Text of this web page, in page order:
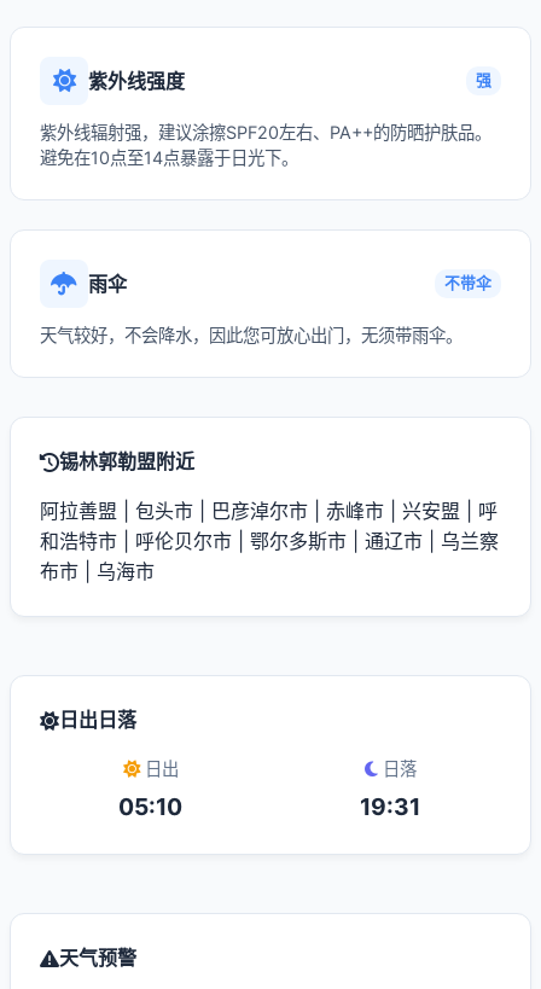
紫外线强度 强
紫外线辐射强，建议涂擦SPF20左右、PA++的防晒护肤品。
避免在10点至14点暴露于日光下。
雨伞 不带伞
天气较好，不会降水，因此您可放心出门，无须带雨伞。
锡林郭勒盟附近
阿拉善盟 包头市 巴彦淖尔市 赤峰市 兴安盟
呼
和浩特市
呼伦贝尔市 鄂尔多斯市 通辽市
乌兰察
布市
乌海市
日出日落
日出
05:10
日落
19:31
天气预警